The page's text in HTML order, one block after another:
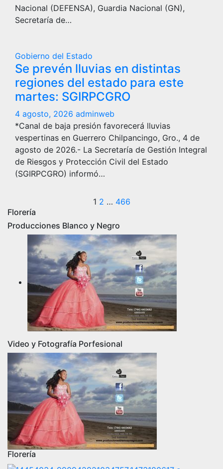
Nacional (DEFENSA), Guardia Nacional (GN),
Secretaría de…
Gobierno del Estado
Se prevén lluvias en distintas
regiones del estado para este
martes: SGIRPCGRO
4 agosto, 2026 adminweb
*Canal de baja presión favorecerá lluvias
vespertinas en Guerrero Chilpancingo, Gro., 4 de
agosto de 2026.- La Secretaría de Gestión Integral
de Riesgos y Protección Civil del Estado
(SGIRPCGRO) informó…
Paginación
de
entradas
1 2 … 466
Florería
Producciones Blanco y Negro
Video y Fotografía Porfesional
Florería